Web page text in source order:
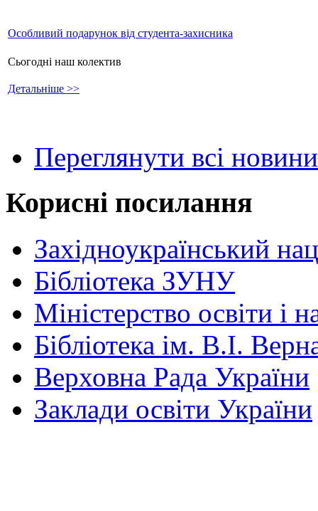
Особливий подарунок від студента-захисника
Сьогодні наш колектив
Детальніше >>
Переглянути всі новини
Корисні посилання
Західноукраїнський
Бібліотека ЗУНУ
Міністерство освіти і
Бібліотека ім. В.І.
Верховна Рада України
Заклади освіти України